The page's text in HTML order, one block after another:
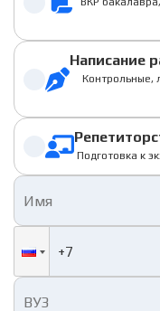
Написание
Контрольные,
Подготовка к